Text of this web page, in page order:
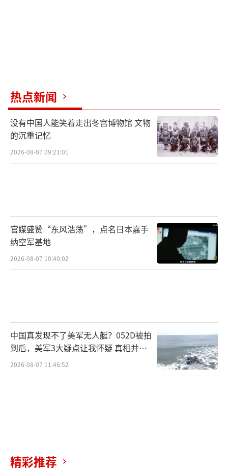
热点新闻
没有中国人能笑着走出冬宫博物馆 文物
的沉重记忆
2026-08-07 09:21:01
官媒盛赞“东风浩荡”，点名日本嘉手
纳空军基地
2026-08-07 10:40:02
中国真发现不了美军无人艇？052D被拍
到后，美军3大疑点让我怀疑 真相并非
如此
2026-08-07 11:46:52
精彩推荐